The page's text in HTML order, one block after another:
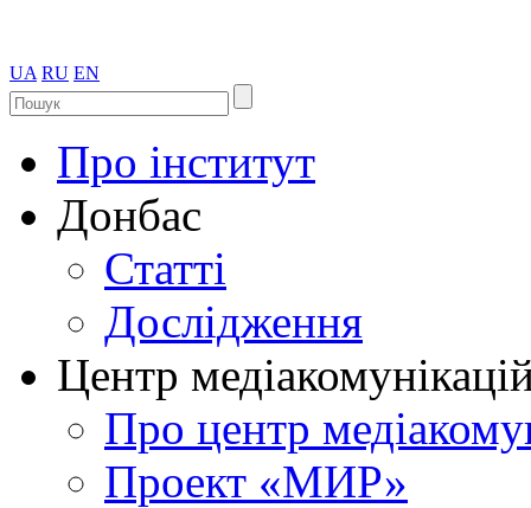
UA RU EN
Про інститут
Донбас
Статті
Дослідження
Центр
Про центр
Проект «МИР»